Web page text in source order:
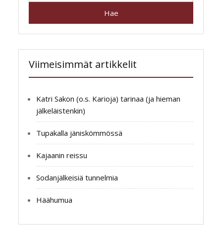
Viimeisimmät artikkelit
Katri Sakon (o.s. Karioja) tarinaa (ja hieman
jälkeläistenkin)
Tupakalla jäniskömmössä
Kajaanin reissu
Sodanjälkeisiä tunnelmia
Häähumua